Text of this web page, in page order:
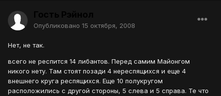
Опубликовано 15 октября, 2008
Нет, не так.
всего не респится 14 либантов. Перед самим Майонгом
никого нету. Там стоят позади 4 нереспящихся и еще 4
внешнего круга респящихся. Еще 10 полукругом
расположились с другой стороны, 5 слева и 5 справа. Те что